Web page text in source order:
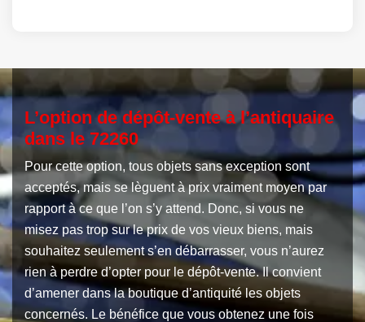
L’option de dépôt-vente à l’antiquaire
dans le 72260
Pour cette option, tous objets sans exception sont
acceptés, mais se lèguent à prix vraiment moyen par
rapport à ce que l’on s’y attend. Donc, si vous ne
misez pas trop sur le prix de vos vieux biens, mais
souhaitez seulement s’en débarrasser, vous n’aurez
rien à perdre d’opter pour le dépôt-vente. Il convient
d’amener dans la boutique d’antiquité les objets
concernés. Le bénéfice que vous obtenez une fois